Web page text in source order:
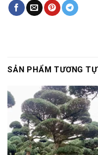
SẢN PHẨM TƯƠNG TỰ